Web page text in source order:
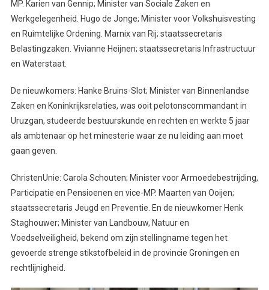
MP. Karien van Gennip; Minister van Sociale Zaken en
Werkgelegenheid. Hugo de Jonge; Minister voor Volkshuisvesting
en Ruimtelijke Ordening. Marnix van Rij; staatssecretaris
Belastingzaken. Vivianne Heijnen; staatssecretaris Infrastructuur
en Waterstaat.
De nieuwkomers: Hanke Bruins-Slot; Minister van Binnenlandse
Zaken en Koninkrijksrelaties, was ooit pelotonscommandant in
Uruzgan, studeerde bestuurskunde en rechten en werkte 5 jaar
als ambtenaar op het minesterie waar ze nu leiding aan moet
gaan geven.
ChristenUnie: Carola Schouten; Minister voor Armoedebestrijding,
Participatie en Pensioenen en vice-MP. Maarten van Ooijen;
staatssecretaris Jeugd en Preventie. En de nieuwkomer Henk
Staghouwer; Minister van Landbouw, Natuur en
Voedselveiligheid, bekend om zijn stellingname tegen het
gevoerde strenge stikstofbeleid in de provincie Groningen en
rechtlijnigheid.